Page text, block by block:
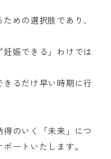
めの選択肢であり、
娠できる」わけでは
るだけ早い時期に行
のいく「未来」につ
ートいたします。